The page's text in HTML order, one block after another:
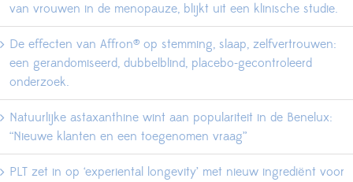
van vrouwen in de menopauze, blijkt uit een klinische studie.
De effecten van Affron® op stemming, slaap, zelfvertrouwen:
een gerandomiseerd, dubbelblind, placebo-gecontroleerd
onderzoek.
Natuurlijke astaxanthine wint aan populariteit in de Benelux:
“Nieuwe klanten en een toegenomen vraag”
PLT zet in op ‘experiental longevity’ met nieuw ingrediënt voor